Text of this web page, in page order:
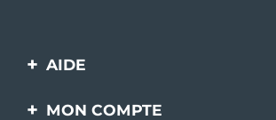
AIDE
Contactez-nous
MON COMPTE